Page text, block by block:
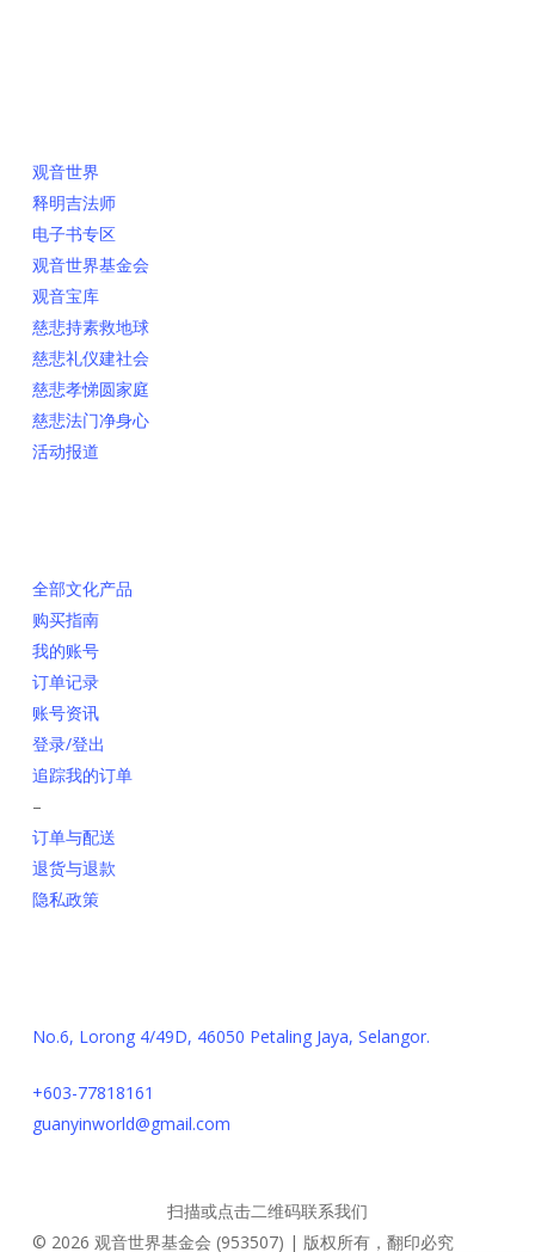
观音世界
释明吉法师
电子书专区
观音世界基金会
观音宝库
慈悲持素救地球
慈悲礼仪建社会
慈悲孝悌圆家庭
慈悲法门净身心
活动报道
全部文化产品
购买指南
我的账号
订单记录
账号资讯
登录/登出
追踪我的订单
–
订单与配送
退货与退款
隐私政策
No.6, Lorong 4/49D, 46050 Petaling Jaya, Selangor.
+603-77818161
guanyinworld@gmail.com
扫描或点击二维码联系我们
© 2026 观音世界基金会 (953507) | 版权所有，翻印必究